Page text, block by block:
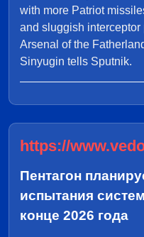
with more Patriot
and sluggish interceptor
Arsenal of the
Sinyugin tells Sputnik.
https://
Пентагон
испытания
конце 2026 года